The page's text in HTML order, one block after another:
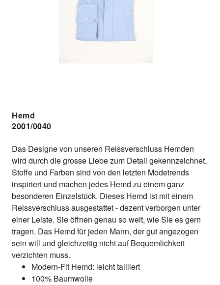
Hemd
2001/0040
Das Designe von unseren Reissverschluss Hemden
wird durch die grosse Liebe zum Detail gekennzeichnet.
Stoffe und Farben sind von den letzten Modetrends
inspiriert und machen jedes Hemd zu einem ganz
besonderen Einzelstück. Dieses Hemd ist mit einem
Reissverschluss ausgestattet - dezent verborgen unter
einer Leiste. Sie öffnen genau so weit, wie Sie es gern
tragen. Das Hemd für jeden Mann, der gut angezogen
sein will und gleichzeitig nicht auf Bequemlichkeit
verzichten muss.
Modern-Fit Hemd: leicht tailliert
100% Baumwolle